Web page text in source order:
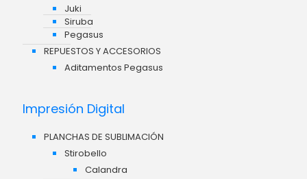
Juki
Siruba
Pegasus
REPUESTOS Y ACCESORIOS
Aditamentos Pegasus
Impresión Digital
PLANCHAS DE SUBLIMACIÓN
Stirobello
Calandra